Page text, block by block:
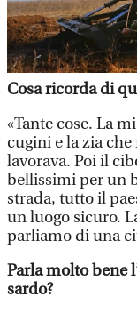
Cosa ricorda di
«Tante cose. La
cugini e la zia
lavorava. Poi il
bellissimi per un
strada, tutto il
un luogo sicuro.
parliamo di una
Parla molto bene
sardo?